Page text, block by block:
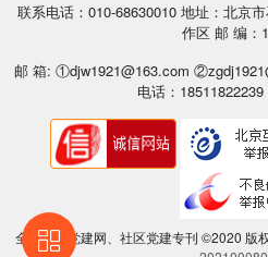
联系电话：010-68630010 地址：北京
作区 邮 编：
邮 箱: ①djw1921@163.com
电话：
全国基层党建网、社区党建专刊 ©2020 版